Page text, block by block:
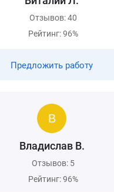
Отзывов: 40
Рейтинг: 96%
Предложить работу
Владислав В.
Отзывов: 5
Рейтинг: 96%